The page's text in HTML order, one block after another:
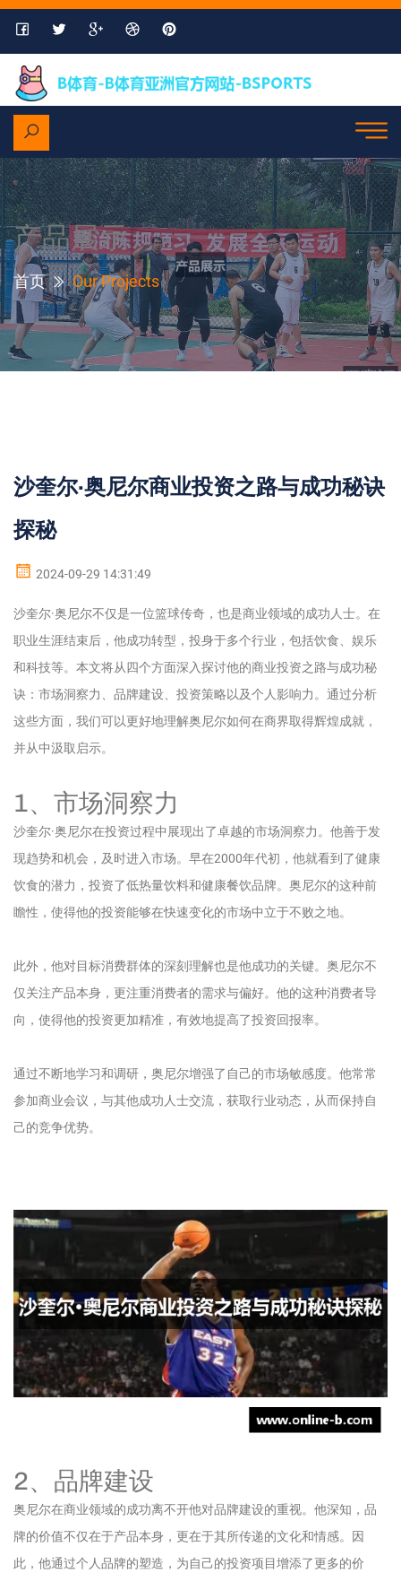
产品展示
首页 Our Projects
沙奎尔·奥尼尔商业投资之路与成功秘诀
探秘
2024-09-29 14:31:49
沙奎尔·奥尼尔不仅是一位篮球传奇，也是商业领域的成功人士。在
职业生涯结束后，他成功转型，投身于多个行业，包括饮食、娱乐
和科技等。本文将从四个方面深入探讨他的商业投资之路与成功秘
诀：市场洞察力、品牌建设、投资策略以及个人影响力。通过分析
这些方面，我们可以更好地理解奥尼尔如何在商界取得辉煌成就，
并从中汲取启示。
1、市场洞察力
沙奎尔·奥尼尔在投资过程中展现出了卓越的市场洞察力。他善于发
现趋势和机会，及时进入市场。早在2000年代初，他就看到了健康
饮食的潜力，投资了低热量饮料和健康餐饮品牌。奥尼尔的这种前
瞻性，使得他的投资能够在快速变化的市场中立于不败之地。
此外，他对目标消费群体的深刻理解也是他成功的关键。奥尼尔不
仅关注产品本身，更注重消费者的需求与偏好。他的这种消费者导
向，使得他的投资更加精准，有效地提高了投资回报率。
通过不断地学习和调研，奥尼尔增强了自己的市场敏感度。他常常
参加商业会议，与其他成功人士交流，获取行业动态，从而保持自
己的竞争优势。
2、品牌建设
奥尼尔在商业领域的成功离不开他对品牌建设的重视。他深知，品
牌的价值不仅在于产品本身，更在于其所传递的文化和情感。因
此，他通过个人品牌的塑造，为自己的投资项目增添了更多的价